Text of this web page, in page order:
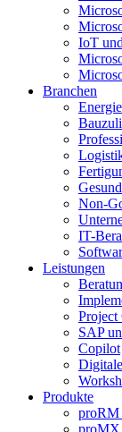
IoT
Branchen
Non-
IT-
Leistungen
SAP
Copilot
Produkte
proRM
proMX